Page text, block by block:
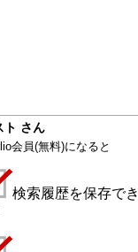
ト さん
会員(無料)になると
検索履歴を保存でき